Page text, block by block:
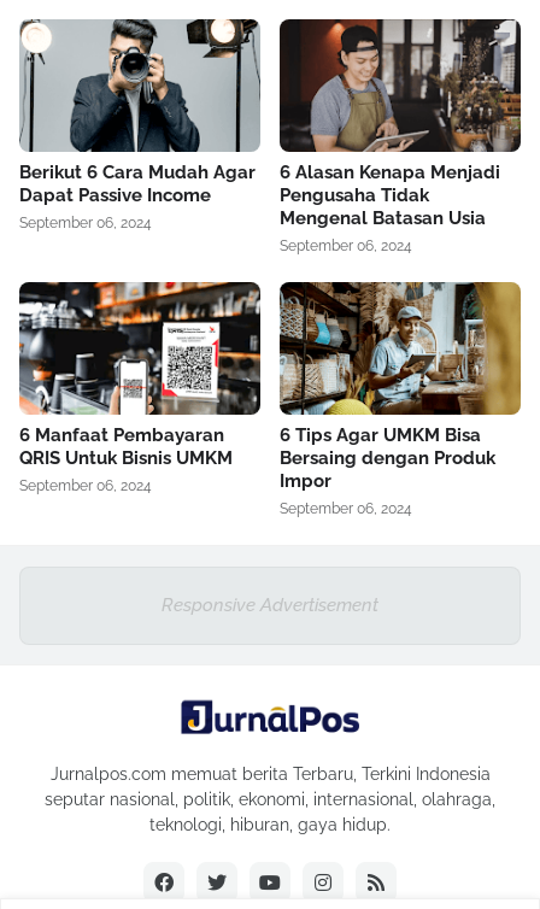
Berikut 6 Cara Mudah Agar
Dapat Passive Income
September 06, 2024
6 Alasan Kenapa Menjadi
Pengusaha Tidak
Mengenal Batasan Usia
September 06, 2024
6 Manfaat Pembayaran
QRIS Untuk Bisnis UMKM
September 06, 2024
6 Tips Agar UMKM Bisa
Bersaing dengan Produk
Impor
September 06, 2024
Responsive Advertisement
Jurnalpos.com memuat berita Terbaru, Terkini Indonesia
seputar nasional, politik, ekonomi, internasional, olahraga,
teknologi, hiburan, gaya hidup.